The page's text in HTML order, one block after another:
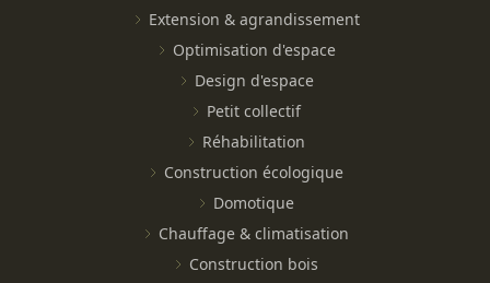
Extension & agrandissement
Optimisation d'espace
Design d'espace
Petit collectif
Réhabilitation
Construction écologique
Domotique
Chauffage & climatisation
Construction bois